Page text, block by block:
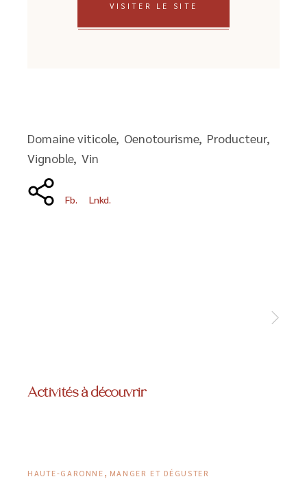
VISITER LE SITE
Domaine viticole Oenotourisme Producteur
Vignoble Vin
Fb. Lnkd.
Activités à découvrir
HAUTE-GARONNE , MANGER ET DÉGUSTER